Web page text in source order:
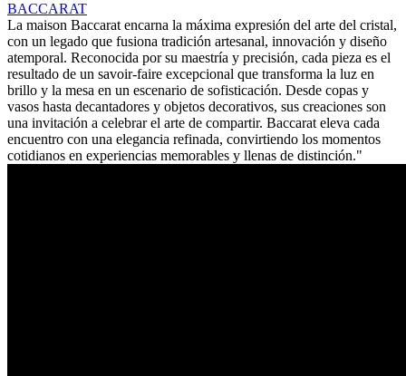
BACCARAT
La maison Baccarat encarna la máxima expresión del arte del cristal,
con un legado que fusiona tradición artesanal, innovación y diseño
atemporal. Reconocida por su maestría y precisión, cada pieza es el
resultado de un savoir-faire excepcional que transforma la luz en
brillo y la mesa en un escenario de sofisticación. Desde copas y
vasos hasta decantadores y objetos decorativos, sus creaciones son
una invitación a celebrar el arte de compartir. Baccarat eleva cada
encuentro con una elegancia refinada, convirtiendo los momentos
cotidianos en experiencias memorables y llenas de distinción."